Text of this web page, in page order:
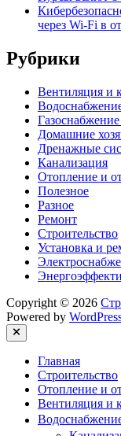
через Wi-Fi в
Рубрики
Вентиляция и
Домашние
Дренажные
Канализация
Отопление и
Полезное
Разное
Ремонт
Строительство
Установка и
Copyright © 2026
Powered by
Close
Главная
Строительство
Отопление и
Вентиляция и